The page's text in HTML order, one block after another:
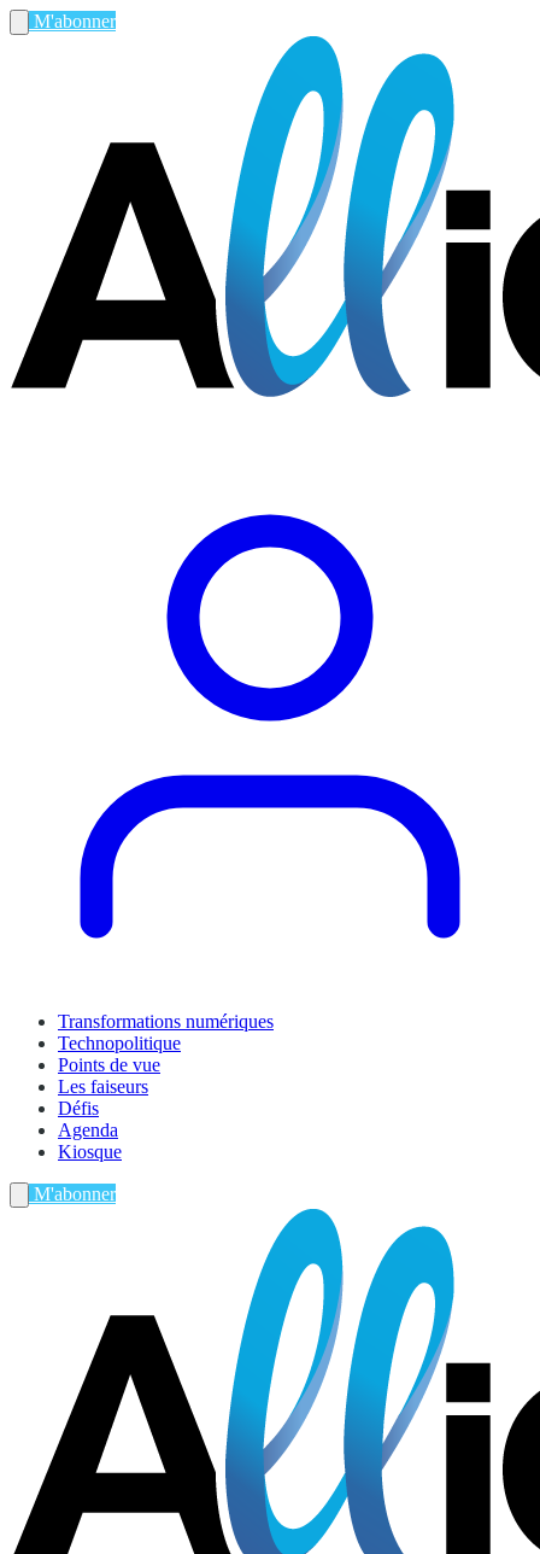
M'abonner
Transformations numériques
Technopolitique
Points de vue
Les faiseurs
Défis
Agenda
Kiosque
M'abonner